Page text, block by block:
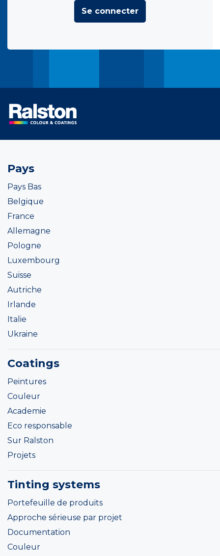
Se connecter
Pays
Pays Bas
Belgique
France
Allemagne
Pologne
Luxembourg
Suisse
Autriche
Irlande
Italie
Ukraine
Coatings
Peintures
Couleur
Academie
Eco responsable
Sur Ralston
Projets
Tinting systems
Portefeuille de produits
Approche sérieuse par projet
Documentation
Couleur